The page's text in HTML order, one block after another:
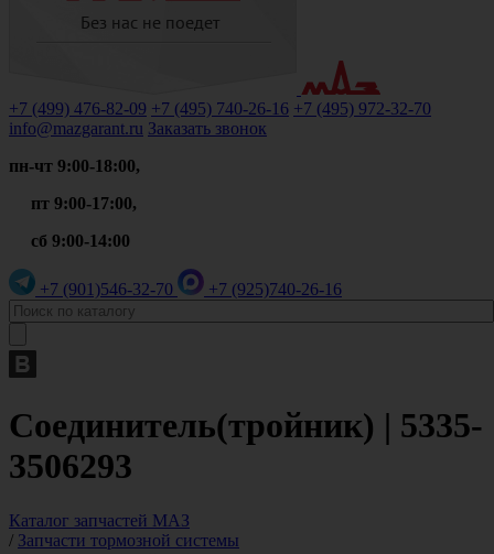
+7 (499) 476-82-09 +7 (495) 740-26-16 +7 (495) 972-32-70
info@mazgarant.ru Заказать звонок
пн-чт 9:00-18:00,
пт 9:00-17:00,
сб 9:00-14:00
+7 (901)546-32-70 +7 (925)740-26-16
Соединитель(тройник) | 5335-
3506293
Каталог запчастей МАЗ
/ Запчасти тормозной системы